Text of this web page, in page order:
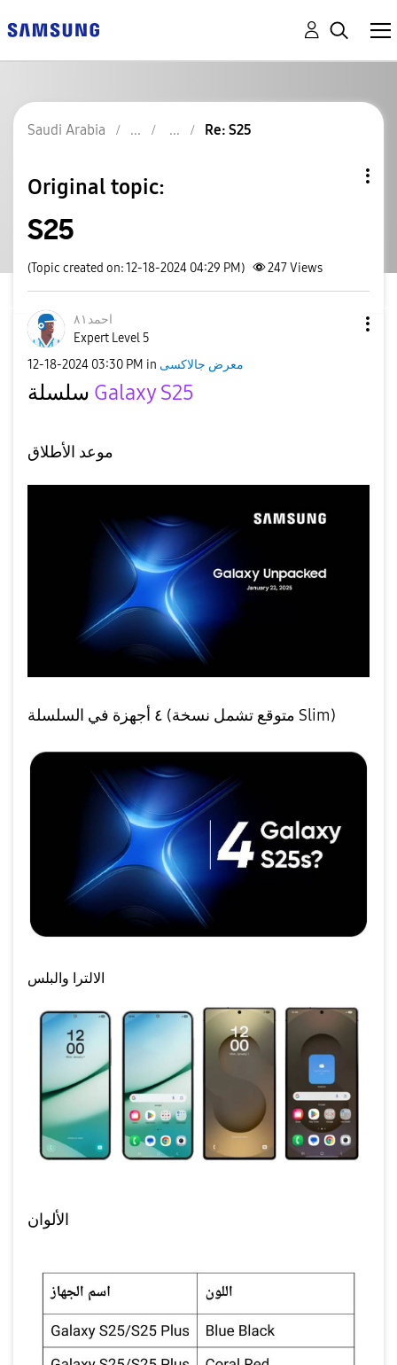
Saudi Arabia Re: S25
Original topic:
S25
(Topic created on: 12-18-2024 04:29 PM) 247Views
احمد٨١
Expert Level 5
‎12-18-2024 03:30 PM in معرض جالاكسى
Galaxy S25
موعد الأطلاق
٤ أجهزة في السلسلة (متوقع تشمل نسخة Slim)
الالترا والبلس
الألوان